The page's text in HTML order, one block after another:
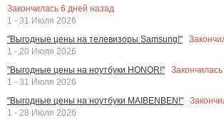
Закончилась 6 дней назад
1 - 31 Июля 2026
"Выгодные цены на телевизоры Samsung!"
1 - 20 Июля 2026
"Выгодные цены на ноутбуки HONOR!"
Закончилась
1 - 31 Июля 2026
"Выгодные цены на ноутбуки MAIBENBEN!"
1 - 28 Июля 2026